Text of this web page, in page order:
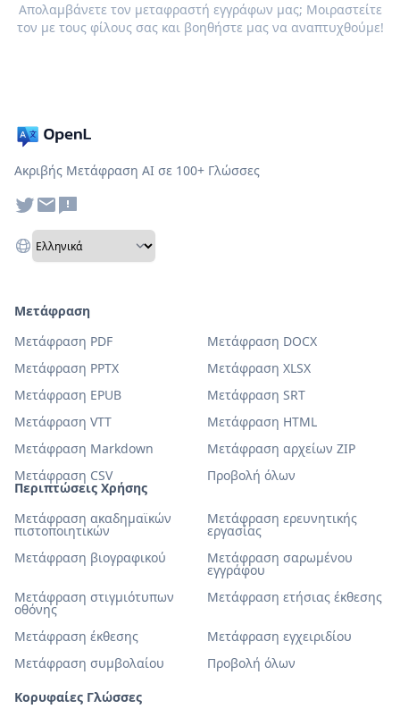
Απολαμβάνετε τον μεταφραστή εγγράφων μας; Μοιραστείτε
τον με τους φίλους σας και βοηθήστε μας να αναπτυχθούμε!
Ακριβής Μετάφραση AI σε 100+ Γλώσσες
Περιπτώσεις Χρήσης
Μετάφραση ακαδημαϊκών
πιστοποιητικών
Μετάφραση ερευνητικής
εργασίας
Μετάφραση βιογραφικού
Μετάφραση σαρωμένου
εγγράφου
Μετάφραση στιγμιότυπων
οθόνης
Μετάφραση ετήσιας έκθεσης
Μετάφραση έκθεσης
Μετάφραση εγχειριδίου
Μετάφραση συμβολαίου
Προβολή όλων
Κορυφαίες Γλώσσες
Μετάφραση
Μετάφραση PDF
Μετάφραση DOCX
Μετάφραση PPTX
Μετάφραση XLSX
Μετάφραση EPUB
Μετάφραση SRT
Μετάφραση VTT
Μετάφραση HTML
Μετάφραση Markdown
Μετάφραση αρχείων ZIP
Μετάφραση CSV
Προβολή όλων